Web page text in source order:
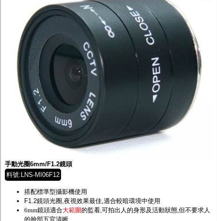
手動光圈6mm/F1.2鏡頭
料號:LNS-MI06F12
搭配標準型攝影機使用
F1.2鏡頭光圈,夜視效果最佳,適合較暗環境中使用
6mm鏡頭適合大範圍的監看,可拍出人的身形及活動狀態,但不要求人
的臉部五官清晰